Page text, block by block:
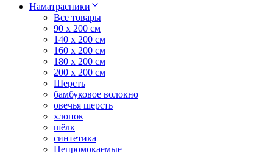
Наматрасники
Все товары
90 x 200 см
140 x 200 см
160 x 200 см
180 x 200 см
200 x 200 см
Шерсть
бамбуковое волокно
овечья шерсть
хлопок
шёлк
синтетика
Непромокаемые